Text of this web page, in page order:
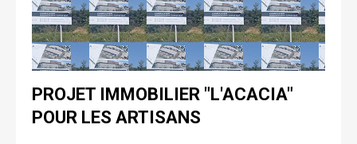
PROJET IMMOBILIER "L'ACACIA"
POUR LES ARTISANS